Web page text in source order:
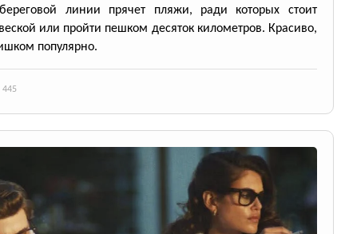
линии прячет пляжи, ради которых стоит
или пройти пешком десяток километров. Красиво,
популярно.
445